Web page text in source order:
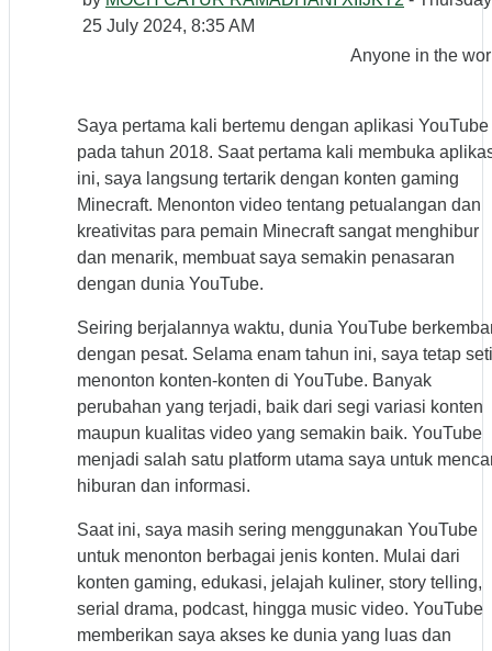
25 July 2024, 8:35 AM
Anyone in the
Saya pertama kali bertemu dengan aplikasi YouTube
pada tahun 2018. Saat pertama kali membuka
ini, saya langsung tertarik dengan konten gaming
Minecraft. Menonton video tentang petualangan dan
kreativitas para pemain Minecraft sangat menghibur
dan menarik, membuat saya semakin penasaran
dengan dunia YouTube.
Seiring berjalannya waktu, dunia YouTube
dengan pesat. Selama enam tahun ini, saya tetap
menonton konten-konten di YouTube. Banyak
perubahan yang terjadi, baik dari segi variasi konten
maupun kualitas video yang semakin baik. YouTube
menjadi salah satu platform utama saya untuk
hiburan dan informasi.
Saat ini, saya masih sering menggunakan YouTube
untuk menonton berbagai jenis konten. Mulai dari
konten gaming, edukasi, jelajah kuliner, story telling,
serial drama, podcast, hingga music video. YouTube
memberikan saya akses ke dunia yang luas dan